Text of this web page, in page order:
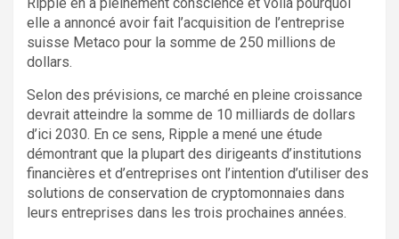
elle a annoncé avoir fait l’acquisition de l’entreprise
suisse Metaco pour la somme de 250 millions de
dollars.
Selon des prévisions, ce marché en pleine croissance
devrait atteindre la somme de 10 milliards de dollars
d’ici 2030. En ce sens, Ripple a mené une étude
démontrant que la plupart des dirigeants d’institutions
financières et d’entreprises ont l’intention d’utiliser des
solutions de conservation de cryptomonnaies dans
leurs entreprises dans les trois prochaines années.